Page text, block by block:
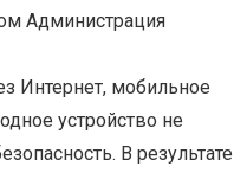
Администрация
Интернет, мобильное
устройство не
В результате